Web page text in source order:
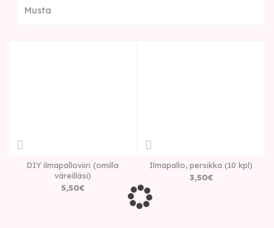
Musta
DIY ilmapalloviiri (omilla
väreilläsi)
5,50€
Ilmapallo, persikka (10 kpl)
3,50€